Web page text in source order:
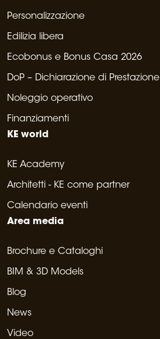
Personalizzazione
Edilizia libera
Ecobonus e Bonus Casa 2026
DoP – Dichiarazione di Prestazione
Noleggio operativo
Finanziamenti
KE world
KE Academy
Architetti - KE come partner
Calendario eventi
Area media
Brochure e Cataloghi
BIM & 3D Models
Blog
News
Video